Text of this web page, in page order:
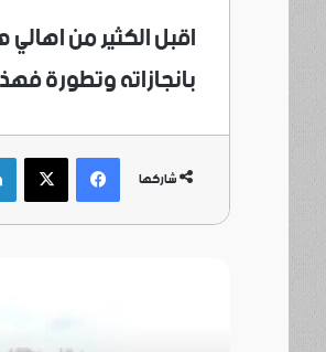
اقبل الكثير من
بانجازاته وتطورة
شاركها فيسبوك
‫X